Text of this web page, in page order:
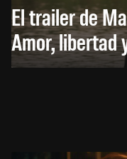
El trailer de
Amor, libertad